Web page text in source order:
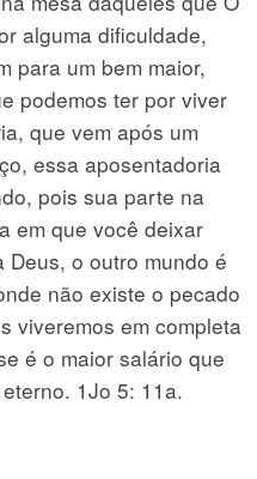
alguma dificuldade,
para um bem maior,
podemos ter por viver
que vem após um
essa aposentadoria
pois sua parte na
em que você deixar
o outro mundo é
não existe o pecado
viveremos em completa
é o maior salário que
1Jo 5: 11a.